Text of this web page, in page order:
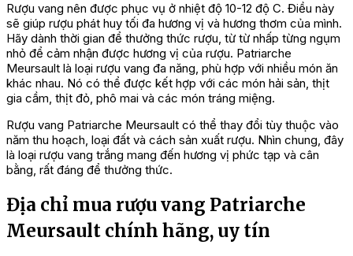
Rượu vang nên được phục vụ ở nhiệt độ 10-12 độ C. Điều này
sẽ giúp rượu phát huy tối đa hương vị và hương thơm của mình.
Hãy dành thời gian để thưởng thức rượu, từ từ nhấp từng ngụm
nhỏ để cảm nhận được hương vị của rượu. Patriarche
Meursault là loại rượu vang đa năng, phù hợp với nhiều món ăn
khác nhau. Nó có thể được kết hợp với các món hải sản, thịt
gia cầm, thịt đỏ, phô mai và các món tráng miệng.
Rượu vang Patriarche Meursault có thể thay đổi tùy thuộc vào
năm thu hoạch, loại đất và cách sản xuất rượu. Nhìn chung, đây
là loại rượu vang trắng mang đến hương vị phức tạp và cân
bằng, rất đáng để thưởng thức.
Địa chỉ mua rượu vang Patriarche
Meursault chính hãng, uy tín